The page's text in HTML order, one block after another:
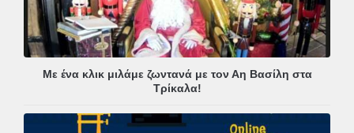
Με ένα κλικ μιλάμε ζωντανά με τον Αη Βασίλη στα
Τρίκαλα!